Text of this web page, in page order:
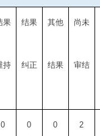
果
持
结果
纠正
其他
结果
尚未
审结
0 0 0 2